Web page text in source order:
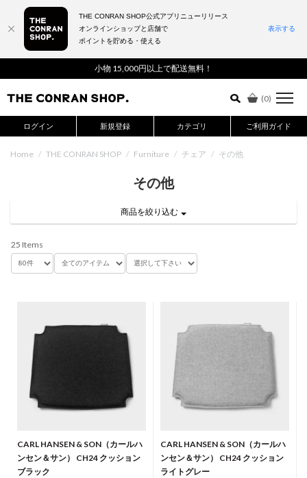
小物 15,000円以上で配送無料！
(0)
ログイン 新規登録 カテゴリ ご利用ガイド
詳細検索はこちら
Home / THE CONRAN SHOP / Furniture / チェア / その他
その他
商品を絞り込む
25 Items
CARL HANSEN & SON（カールハ
ンセン＆サン） CH24 クッション
ブラック
CARL HANSEN & SON（カールハ
ンセン＆サン） CH24 クッション
ライトグレー
THE CONRAN SHOP公式アプリニューリリース
オンラインショップと店舗で
ポイントを貯める・使える
表示する